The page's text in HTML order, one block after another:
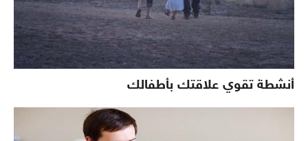
أنشطة تقوي علاقتك بأطفالك